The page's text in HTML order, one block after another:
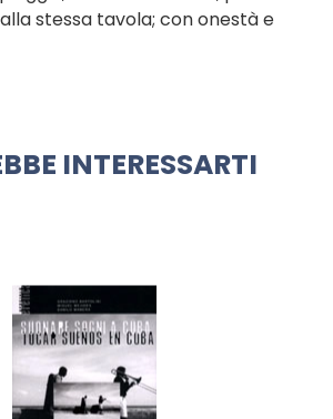
stessa tavola; con onestà e
INTERESSARTI